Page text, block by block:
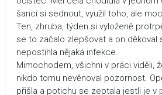
šanci si sednout, využil toho, ale
Ten, zhruba, týden si vyloženě
se to začalo zlepšovat a on děkoval
nepostihla nějaká infekce.
Mimochodem, všichni v práci viděli,
nikdo tomu nevěnoval pozornost.
přišla a potichu se zeptala jestli je v